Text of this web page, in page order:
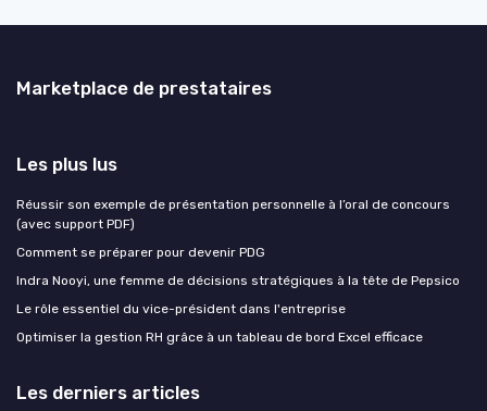
Marketplace de prestataires
Les plus lus
Réussir son exemple de présentation personnelle à l’oral de concours
(avec support PDF)
Comment se préparer pour devenir PDG
Indra Nooyi, une femme de décisions stratégiques à la tête de Pepsico
Le rôle essentiel du vice-président dans l'entreprise
Optimiser la gestion RH grâce à un tableau de bord Excel efficace
Les derniers articles